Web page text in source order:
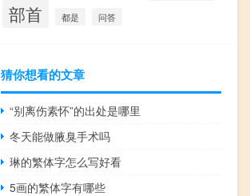
部首 都是 问答
猜你想看的文章
“别离伤素怀”的出处是哪里
冬天能做腋臭手术吗
琳的繁体字怎么写好看
5画的繁体字有哪些